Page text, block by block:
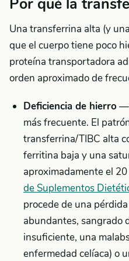
Por qué la
Una transferrina alta (y
que el cuerpo tiene poco
proteína transportadora
orden aproximado de
Deficiencia de hierro—
más frecuente. El
transferrina/TIBC alta
ferritina baja y una
aproximadamente el
de Suplementos
procede de una
abundantes, sangrado
insuficiente, una
enfermedad celíaca) o